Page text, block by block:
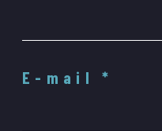
E-mail *